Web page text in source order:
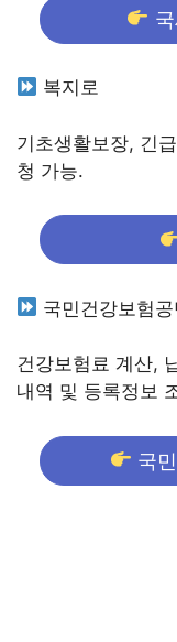
복지로
기초생활보장, 긴
청 가능.
국민건강보험
건강보험료 계산,
내역 및 등록정보
국